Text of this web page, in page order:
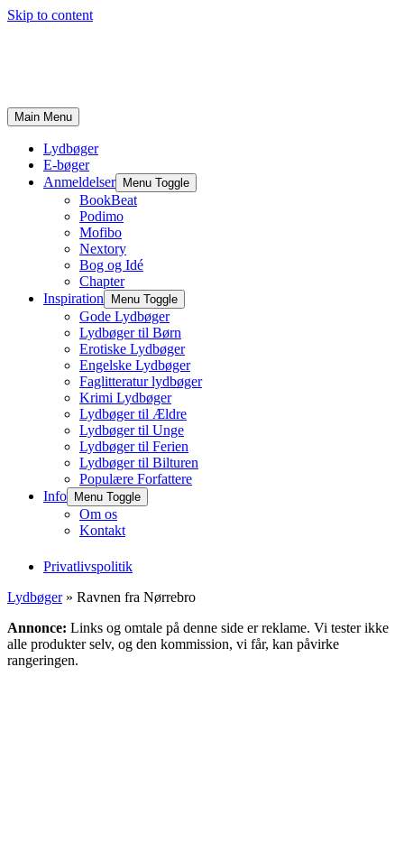
Skip to content
Main Menu
Lydbøger
E-bøger
Anmeldelser
Menu Toggle
BookBeat
Podimo
Mofibo
Nextory
Bog og Idé
Chapter
Inspiration
Menu Toggle
Gode Lydbøger
Lydbøger til Børn
Erotiske Lydbøger
Engelske Lydbøger
Faglitteratur lydbøger
Krimi Lydbøger
Lydbøger til Ældre
Lydbøger til Unge
Lydbøger til Ferien
Lydbøger til Bilturen
Populære Forfattere
Info
Menu Toggle
Om os
Kontakt
Privatlivspolitik
Lydbøger» Ravnen fra Nørrebro
Annonce: Links og omtale på denne side er reklame. Vi tester ikke
alle produkter selv, og den kommission, vi får, kan påvirke
rangeringen.